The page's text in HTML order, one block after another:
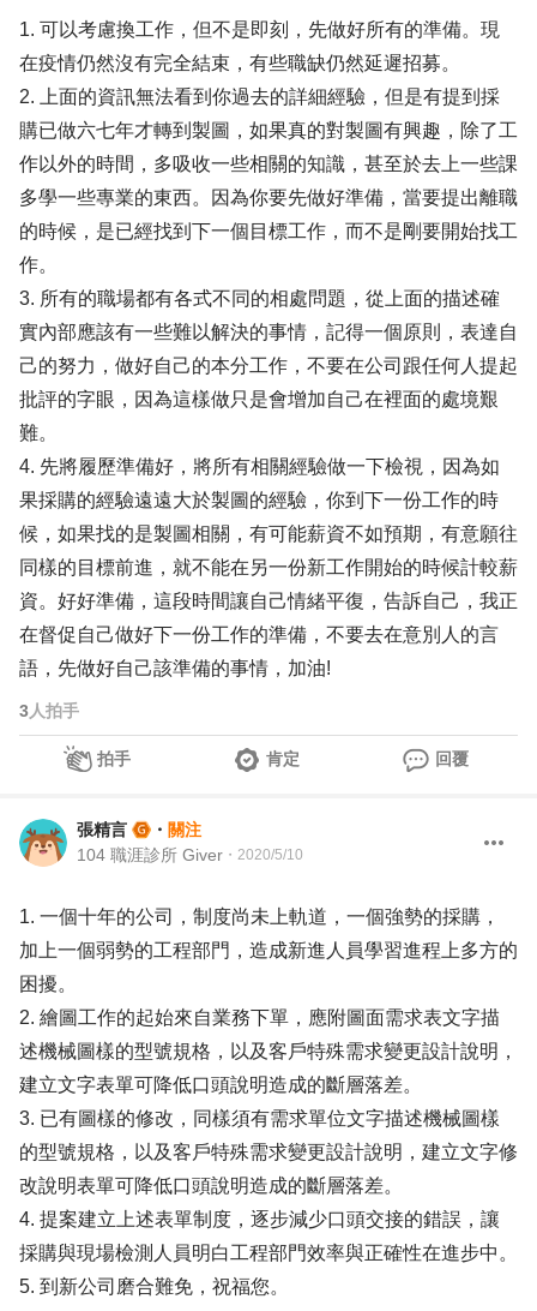
1. 可以考慮換工作，但不是即刻，先做好所有的準備。現
在疫情仍然沒有完全結束，有些職缺仍然延遲招募。
2. 上面的資訊無法看到你過去的詳細經驗，但是有提到採
購已做六七年才轉到製圖，如果真的對製圖有興趣，除了工
作以外的時間，多吸收一些相關的知識，甚至於去上一些課
多學一些專業的東西。因為你要先做好準備，當要提出離職
的時候，是已經找到下一個目標工作，而不是剛要開始找工
作。
3. 所有的職場都有各式不同的相處問題，從上面的描述確
實內部應該有一些難以解決的事情，記得一個原則，表達自
己的努力，做好自己的本分工作，不要在公司跟任何人提起
批評的字眼，因為這樣做只是會增加自己在裡面的處境艱
難。
4. 先將履歷準備好，將所有相關經驗做一下檢視，因為如
果採購的經驗遠遠大於製圖的經驗，你到下一份工作的時
候，如果找的是製圖相關，有可能薪資不如預期，有意願往
同樣的目標前進，就不能在另一份新工作開始的時候計較薪
資。好好準備，這段時間讓自己情緒平復，告訴自己，我正
在督促自己做好下一份工作的準備，不要去在意別人的言
語，先做好自己該準備的事情，加油!
3人拍手
拍手 肯定 回覆
張精言 ・ 關注
104 職涯診所 Giver ・ 2020/5/10
1. 一個十年的公司，制度尚未上軌道，一個強勢的採購，
加上一個弱勢的工程部門，造成新進人員學習進程上多方的
困擾。
2. 繪圖工作的起始來自業務下單，應附圖面需求表文字描
述機械圖樣的型號規格，以及客戶特殊需求變更設計說明，
建立文字表單可降低口頭說明造成的斷層落差。
3. 已有圖樣的修改，同樣須有需求單位文字描述機械圖樣
的型號規格，以及客戶特殊需求變更設計說明，建立文字修
改說明表單可降低口頭說明造成的斷層落差。
4. 提案建立上述表單制度，逐步減少口頭交接的錯誤，讓
採購與現場檢測人員明白工程部門效率與正確性在進步中。
5. 到新公司磨合難免，祝福您。